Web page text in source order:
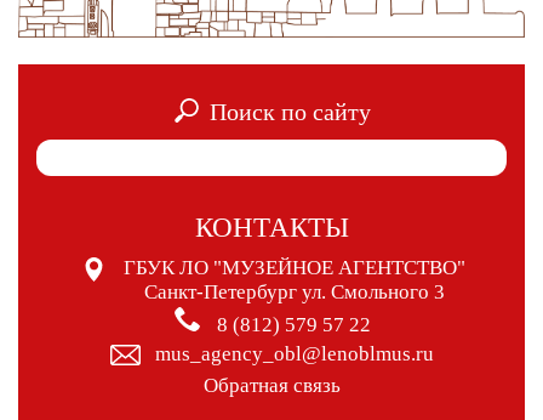
Поиск по сайту
КОНТАКТЫ
ГБУК ЛО "МУЗЕЙНОЕ АГЕНТСТВО"
Санкт-Петербург ул. Смольного 3
8 (812) 579 57 22
mus_agency_obl@lenoblmus.ru
Обратная связь